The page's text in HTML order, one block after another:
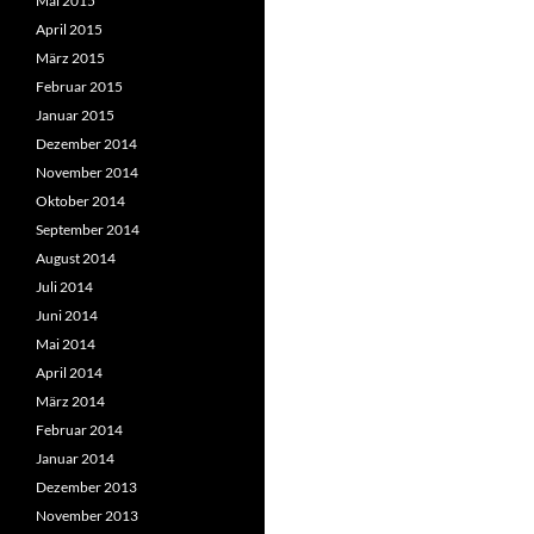
April 2015
März 2015
Februar 2015
Januar 2015
Dezember 2014
November 2014
Oktober 2014
September 2014
August 2014
Juli 2014
Juni 2014
Mai 2014
April 2014
März 2014
Februar 2014
Januar 2014
Dezember 2013
November 2013